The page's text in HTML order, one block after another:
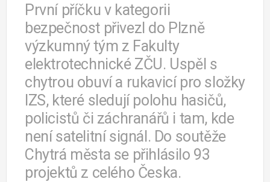
První příčku v kategorii
bezpečnost přivezl do Plzně
výzkumný tým z Fakulty
elektrotechnické ZČU. Uspěl s
chytrou obuví a rukavicí pro složky
IZS, které sledují polohu hasičů,
policistů či záchranářů i tam, kde
není satelitní signál. Do soutěže
Chytrá města se přihlásilo 93
projektů z celého Česka.